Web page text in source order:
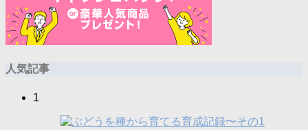
人気記事
1